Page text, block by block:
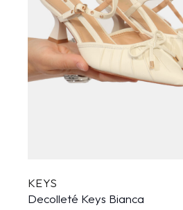
KEYS
Decolleté Keys Bianca